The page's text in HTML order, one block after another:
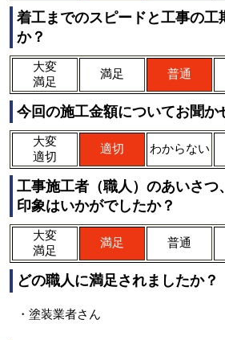
着工までのスピードと工事の工
か？
大変
満足
満足 普通
今回の施工金額についてお聞か
大変
適切
適切 わからない
工事施工者（職人）のあいさつ
印象はいかがでしたか？
大変
満足
満足 普通
どの職人に満足されましたか？
・塗装業者さん